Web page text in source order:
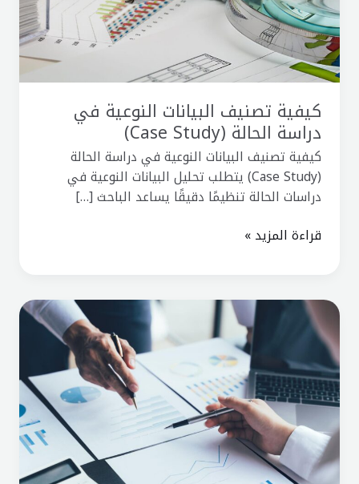
كيفية تصنيف البيانات النوعية في
دراسة الحالة (Case Study)
كيفية تصنيف البيانات النوعية في دراسة الحالة
(Case Study) يتطلب تحليل البيانات النوعية في
دراسات الحالة تنظيمًا دقيقًا يساعد الباحث […]
الحالة
(Case
Study)
قراءة المزيد »
الفرق
بين
دراسة
الحالة
وتقرير
الحالة